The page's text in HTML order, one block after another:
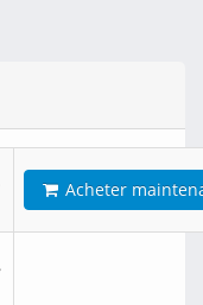
Acheter